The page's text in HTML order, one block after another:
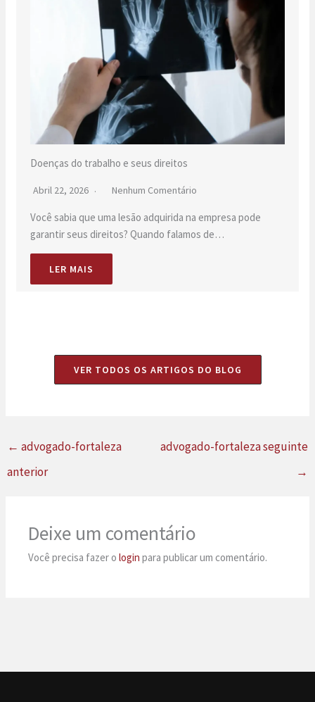
Doenças do trabalho e seus direitos
Abril 22, 2026 Nenhum Comentário
Você sabia que uma lesão adquirida na empresa pode
garantir seus direitos? Quando falamos de…
LER MAIS
VER TODOS OS ARTIGOS DO BLOG
← advogado-fortaleza
anterior
advogado-fortaleza seguinte
→
Deixe um comentário
Você precisa fazer ologin para publicar um comentário.